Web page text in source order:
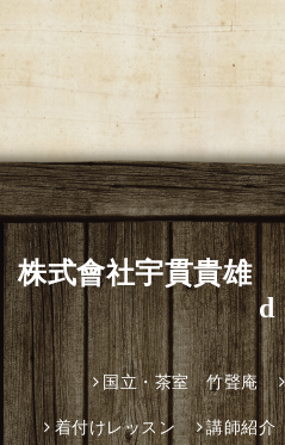
株式會社宇貫貴雄
d
国立・茶室 竹聲庵
着付けレッスン 講師紹介